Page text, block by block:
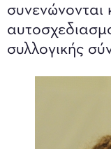
συνενώνονται
συλλογικής